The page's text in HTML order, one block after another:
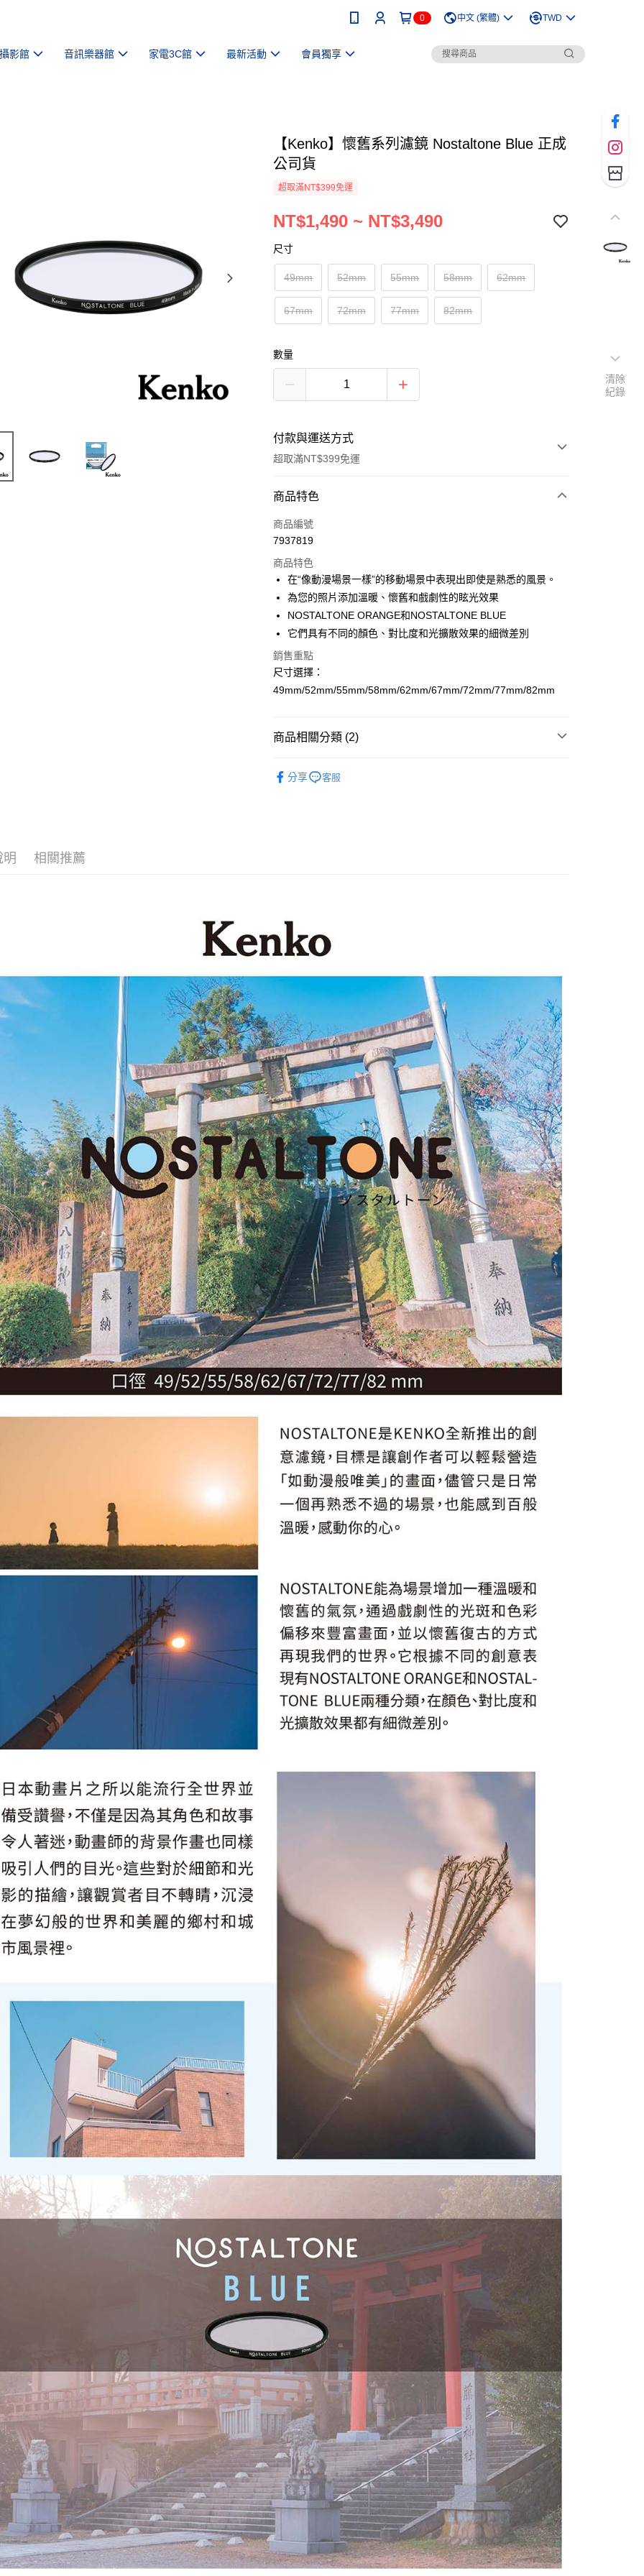
0 中文 (繁體) TWD
影館 音訊樂器館 家電3C館 最新活動 會員獨享
【Kenko】懷舊系列濾鏡 Nostaltone Blue 正成
公司貨
超取滿NT$399免運
NT$1,490 ~ NT$3,490
尺寸
49mm 52mm 55mm 58mm 62mm
67mm 72mm 77mm 82mm
數量
付款與運送方式
超取滿NT$399免運
付款方式
信用卡一次付款
3 期 0 利率 每期 NT$496 21家銀行
合作金庫商業銀行
第一商業銀行
華南商業銀行
彰化商業銀行
國泰世華商業銀行
兆豐國際商業銀行
臺灣中小企業銀行
匯豐（台灣）商業銀行
聯邦商業銀行
遠東國際商業銀行
台新國際商業銀行
台灣樂天信用卡公司
6 期 0 利率 每期NT$248
合作金庫商業銀行
第一商業銀行
華南商業銀行
彰化商業銀行
國泰世華商業銀行
臺灣中小企業銀行
匯豐（台灣）商業銀行
華泰商業銀行
玉山商業銀行
12 期 0 利率 每期NT$124
合作金庫商業銀行
第一商業銀行
華南商業銀行
上海商業儲蓄銀行
臺灣中小企業銀行
台中商業銀行
元大商業銀行
台新國際商業銀行
超商取貨付款
LINE Pay
Apple Pay
Google Pay
１．簡單：不需註冊會員、不需綁卡、不需儲值。
２．便利：只要手機號碼，簡訊認證，即可結帳。
３．安心：先確認商品／服務後，再付款。
【「AFTEE先享後付」結帳流程】
１．於結帳方式選擇「AFTEE先享後付」後，將跳轉至「AFTEE先享後
付」結帳頁面，進行簡訊認證並確認金額後，即可完成結帳。
２．訂單成立數日內，您將收到繳費通知簡訊。
３．收到繳費通知簡訊後14天內，點擊此簡訊中的連結，可透過四大超商
／ATM／網路銀行／等多元方式進行付款，方視為交易完成。
※ 請注意：結帳手續完成當下不需立刻繳費，但若您需要取消訂單，請聯
絡購買商品的店家。未經商家同意取消之訂單仍視為有效，需透過AFTEE
先享後付繳納相關費用。
※ 交易是否成功請以「AFTEE先享後付 」之結帳頁面顯示為準，若有關於
是否繳費成功／繳費後需取消欲退款等相關疑問，請聯繫「AFTEE先享後
付客戶支援中心」
https://netprotections.freshdesk.com/support/home
【注意事項】
１．透過由恩沛科技股份有限公司提供之「AFTEE先享後付」服務完成之
交易，需依本服務之必要範圍內提供個人資料，並將交易相關給付款項請
求債權轉讓予恩沛科技股份有限公司。
２．關於個人資料處理事宜，請瀏覽以下網址：
https://aftee.tw/terms/#terms3
３．未成年的使用者請事先徵得法定代理人或監護人之同意方可使用
「AFTEE先享後付」，若未經同意申辦者引起之損失，本公司不負相關責
任。
４．使用「AFTEE先享後付」時，將依據個別帳號之用戶狀況，依本公司
即時審查核予不同之上限額度；若仍有額度不足之情形，本公司將視審查
結果請求用戶進行身份認證。
５．嚴禁一人註冊多個帳號或使用他人資訊註冊。若發現惡意使用之情
形，恩沛科技股份有限公司將有權停止該用戶之使用額度並採取法律行
動。
運送方式
每筆NT$60，滿NT$399(含以上)免運費
萊爾富取貨付款
每筆NT$60，滿NT$399(含以上)免運費
7-11取貨付款
每筆NT$60，滿NT$399(含以上)免運費
宅配
每筆NT$75，滿NT$399(含以上)免運費
付款後門市自取
免運費
商品特色
商品編號
7937819
商品特色
在“像動漫場景一樣”的移動場景中表現出即使是熟悉的風景。
為您的照片添加溫暖、懷舊和戲劇性的眩光效果
NOSTALTONE ORANGE和NOSTALTONE BLUE
它們具有不同的顏色、對比度和光擴散效果的細微差別
銷售重點
尺寸選擇：
49mm/52mm/55mm/58mm/62mm/67mm/72mm/77mm/82mm
商品相關分類 (2)
分享 客服
明 相關推薦
清除
紀錄